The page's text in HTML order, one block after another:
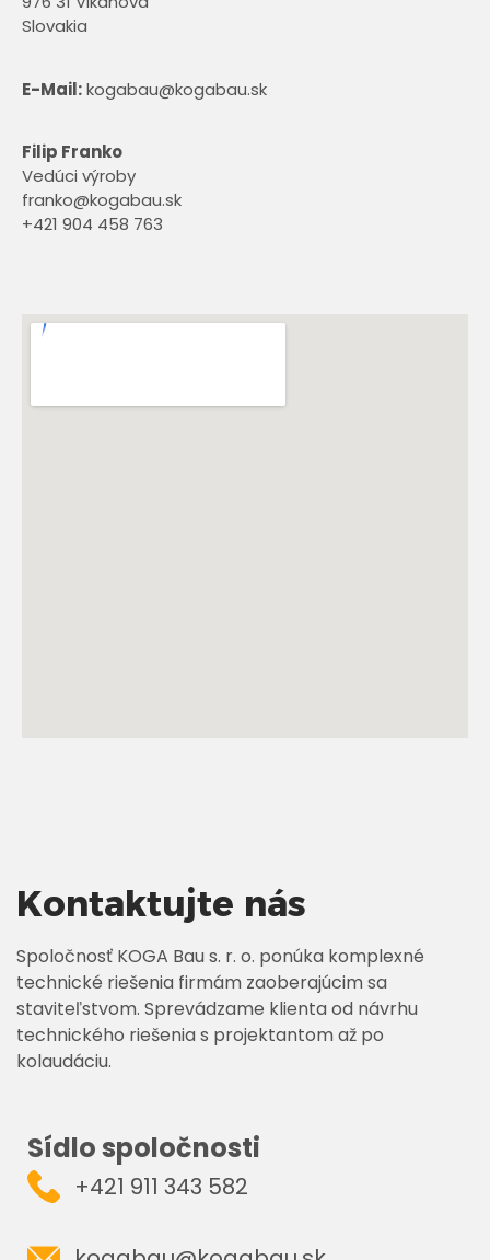
Slovakia
E-Mail:kogabau@kogabau.sk
Filip Franko
Vedúci výroby
franko@kogabau.sk
+421 904 458 763
Kontaktujte nás
Spoločnosť KOGA Bau s. r. o. ponúka komplexné
technické riešenia firmám zaoberajúcim sa
staviteľstvom. Sprevádzame klienta od návrhu
technického riešenia s projektantom až po
kolaudáciu.
Sídlo spoločnosti
+421 911 343 582